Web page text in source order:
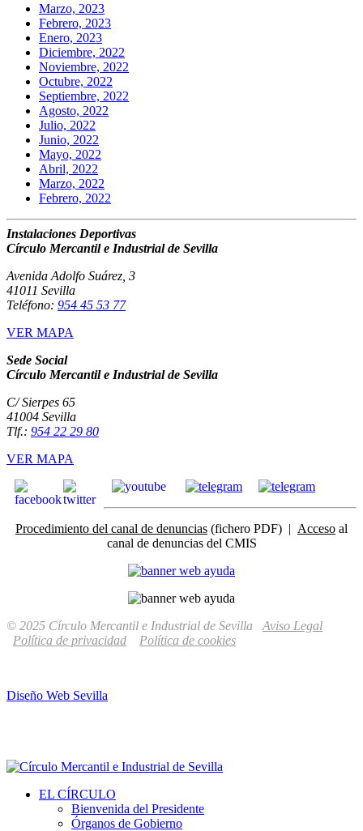
Marzo, 2023
Febrero, 2023
Enero, 2023
Diciembre, 2022
Noviembre, 2022
Octubre, 2022
Septiembre, 2022
Agosto, 2022
Julio, 2022
Junio, 2022
Mayo, 2022
Abril, 2022
Marzo, 2022
Febrero, 2022
Instalaciones Deportivas
Círculo Mercantil e Industrial de Sevilla
Avenida Adolfo Suárez, 3
41011 Sevilla
Teléfono: 954 45 53 77
VER MAPA
Sede Social
Círculo Mercantil e Industrial de Sevilla
C/ Sierpes 65
41004 Sevilla
Tlf.: 954 22 29 80
VER MAPA
Procedimiento del canal de denuncias (fichero PDF) | Acceso al
canal de denuncias del CMIS
© 2025 Círculo Mercantil e Industrial de Sevilla Aviso Legal
Política de privacidad
Política de cookies
Diseño Web Sevilla
EL CÍRCULO
Bienvenida del Presidente
Órganos de Gobierno